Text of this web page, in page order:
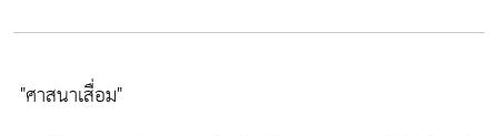
"ศาสนาเสื่อม"